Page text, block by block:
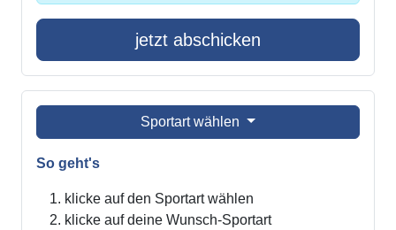
jetzt abschicken
Sportart wählen
So geht's
klicke auf den Sportart wählen
klicke auf deine Wunsch-Sportart